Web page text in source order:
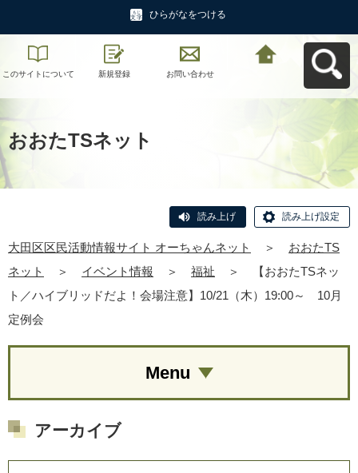
ひらがなをつける
このサイトについて 新規登録 お問い合わせ
おおたTSネット
読み上げ 読み上げ設定
大田区区民活動情報サイト オーちゃんネット ＞
おおたTS
ネット
＞ イベント情報 ＞ 福祉 ＞
【おおたTSネッ
ト／ハイブリッドだよ！会場注意】10/21（木）19:00～ 10月
定例会
Menu
アーカイブ